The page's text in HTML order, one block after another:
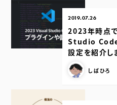
2023年時点
Studio Code
設定を紹介し
公開日：
2019.07.26
この記事を書いた人
しばひろ